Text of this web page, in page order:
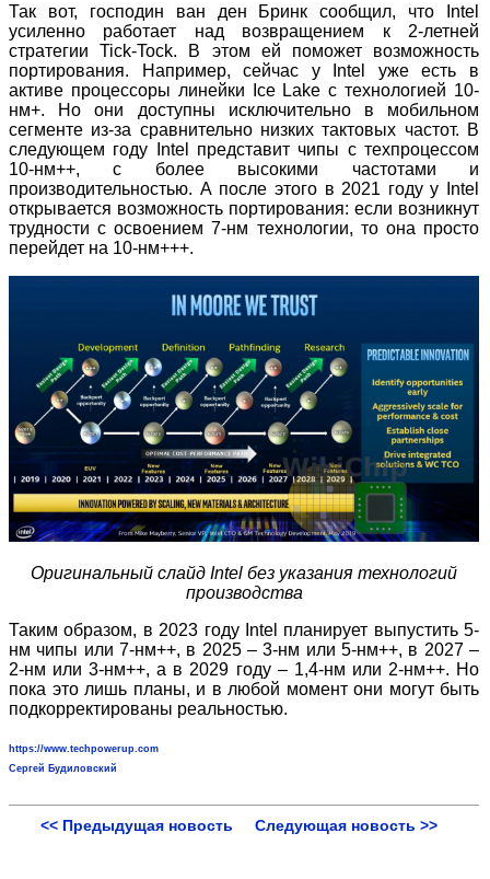
Так вот, господин ван ден Бринк сообщил, что Intel
усиленно работает над возвращением к 2-летней
стратегии Tick-Tock. В этом ей поможет возможность
портирования. Например, сейчас у Intel уже есть в
активе процессоры линейки Ice Lake с технологией 10-
нм+. Но они доступны исключительно в мобильном
сегменте из-за сравнительно низких тактовых частот. В
следующем году Intel представит чипы с техпроцессом
10-нм++, с более высокими частотами и
производительностью. А после этого в 2021 году у Intel
открывается возможность портирования: если возникнут
трудности с освоением 7-нм технологии, то она просто
перейдет на 10-нм+++.
Оригинальный слайдIntel без указания технологий
производства
Таким образом, в 2023 году Intel планирует выпустить 5-
нм чипы или 7-нм++, в 2025 – 3-нм или 5-нм++, в 2027 –
2-нм или 3-нм++, а в 2029 году – 1,4-нм или 2-нм++. Но
пока это лишь планы, и в любой момент они могут быть
подкорректированы реальностью.
https://www.techpowerup.com
Сергей Будиловский
<< Предыдущая новость Следующая новость >>